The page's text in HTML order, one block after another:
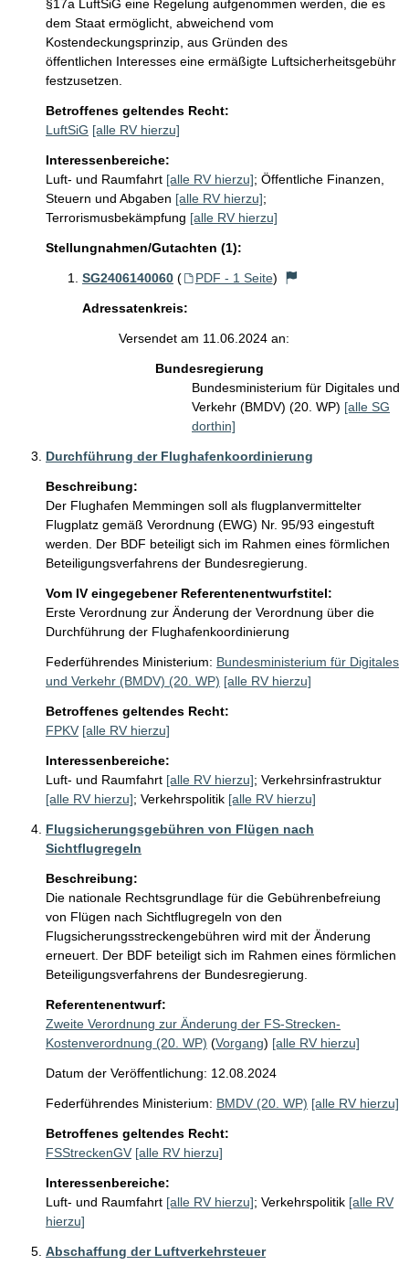
§17a LuftSiG eine Regelung aufgenommen werden, die es
dem Staat ermöglicht, abweichend vom
Kostendeckungsprinzip, aus Gründen des
öffentlichen Interesses eine ermäßigte Luftsicherheitsgebühr
festzusetzen.
Betroffenes geltendes Recht:
LuftSiG [alle RV hierzu]
Interessenbereiche:
Luft- und Raumfahrt [alle RV hierzu]; Öffentliche Finanzen,
Steuern und Abgaben [alle RV hierzu];
Terrorismusbekämpfung [alle RV hierzu]
Stellungnahmen/Gutachten (1):
SG2406140060 ( PDF - 1 Seite)
Adressatenkreis:
Versendet am 11.06.2024 an:
Bundesregierung
Bundesministerium für Digitales und
Verkehr (BMDV) (20. WP) [alle SG
dorthin]
Durchführung der Flughafenkoordinierung
Beschreibung:
Der Flughafen Memmingen soll als flugplanvermittelter
Flugplatz gemäß Verordnung (EWG) Nr. 95/93 eingestuft
werden. Der BDF beteiligt sich im Rahmen eines förmlichen
Beteiligungsverfahrens der Bundesregierung.
Vom IV eingegebener Referentenentwurfstitel:
Erste Verordnung zur Änderung der Verordnung über die
Durchführung der Flughafenkoordinierung
Federführendes Ministerium: Bundesministerium für Digitales
und Verkehr (BMDV) (20. WP) [alle RV hierzu]
Betroffenes geltendes Recht:
FPKV [alle RV hierzu]
Interessenbereiche:
Luft- und Raumfahrt [alle RV hierzu]; Verkehrsinfrastruktur
[alle RV hierzu]; Verkehrspolitik [alle RV hierzu]
Flugsicherungsgebühren von Flügen nach
Sichtflugregeln
Beschreibung:
Die nationale Rechtsgrundlage für die Gebührenbefreiung
von Flügen nach Sichtflugregeln von den
Flugsicherungsstreckengebühren wird mit der Änderung
erneuert. Der BDF beteiligt sich im Rahmen eines förmlichen
Beteiligungsverfahrens der Bundesregierung.
Referentenentwurf:
Zweite Verordnung zur Änderung der FS-Strecken-
Kostenverordnung (20. WP) (Vorgang) [alle RV hierzu]
Datum der Veröffentlichung: 12.08.2024
Federführendes Ministerium: BMDV (20. WP) [alle RV hierzu]
Betroffenes geltendes Recht:
FSStreckenGV [alle RV hierzu]
Interessenbereiche:
Luft- und Raumfahrt [alle RV hierzu]; Verkehrspolitik [alle RV
hierzu]
Abschaffung der Luftverkehrsteuer